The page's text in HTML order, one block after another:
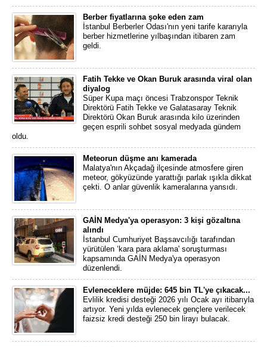
Berber fiyatlarına şoke eden zam
İstanbul Berberler Odası'nın yeni tarife kararıyla
berber hizmetlerine yılbaşından itibaren zam
geldi.
Fatih Tekke ve Okan Buruk arasında viral olan
diyalog
Süper Kupa maçı öncesi Trabzonspor Teknik
Direktörü Fatih Tekke ve Galatasaray Teknik
Direktörü Okan Buruk arasında kilo üzerinden
geçen esprili sohbet sosyal medyada gündem
oldu.
Meteorun düşme anı kamerada
Malatya'nın Akçadağ ilçesinde atmosfere giren
meteor, gökyüzünde yarattığı parlak ışıkla dikkat
çekti. O anlar güvenlik kameralarına yansıdı.
GAİN Medya'ya operasyon: 3 kişi gözaltına
alındı
İstanbul Cumhuriyet Başsavcılığı tarafından
yürütülen ‘kara para aklama' soruşturması
kapsamında GAİN Medya'ya operasyon
düzenlendi.
Evleneceklere müjde: 645 bin TL'ye çıkacak...
Evlilik kredisi desteği 2026 yılı Ocak ayı itibarıyla
artıyor. Yeni yılda evlenecek gençlere verilecek
faizsiz kredi desteği 250 bin lirayı bulacak.